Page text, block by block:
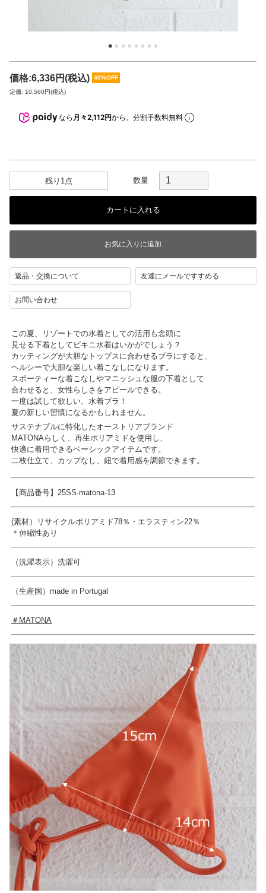
価格:6,336円(税込) 40%OFF
定価: 10,560円(税込)
なら 月々2,112円から。分割手数料無料
残り1点 数量
返品・交換について 友達にメールですすめる
お問い合わせ
この夏、リゾートでの水着としての活用も念頭に
見せる下着としてビキニ水着はいかがでしょう？
カッティングが大胆なトップスに合わせるブラにすると、
ヘルシーで大胆な楽しい着こなしになります。
スポーティーな着こなしやマニッシュな服の下着として
合わせると、女性らしさをアピールできる。
一度は試して欲しい、水着ブラ！
夏の新しい習慣になるかもしれません。
サステナブルに特化したオーストリアブランド
MATONAらしく、再生ポリアミドを使用し、
快適に着用できるベーシックアイテムです。
二枚仕立て、カップなし、紐で着用感を調節できます。
【商品番号】25SS-matona-13
(素材）リサイクルポリアミド78％・エラスティン22％
＊伸縮性あり
（洗濯表示）洗濯可
（生産国）made in Portugal
＃MATONA